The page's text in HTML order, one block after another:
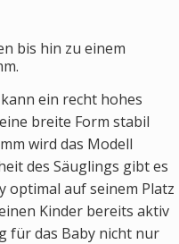
bis hin zu einem
ein recht hohes
breite Form stabil
wird das Modell
des Säuglings gibt es
optimal auf seinem Platz
Kinder bereits aktiv
für das Baby nicht nur